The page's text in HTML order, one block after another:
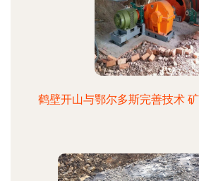
鹤壁开山与鄂尔多斯完善技术